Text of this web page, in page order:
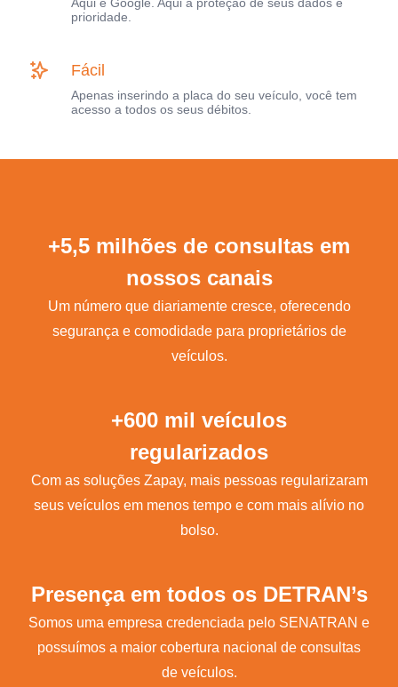
Aqui e Google. Aqui a proteção de seus dados é
prioridade.
Fácil
Apenas inserindo a placa do seu veículo, você tem
acesso a todos os seus débitos.
+5,5 milhões de consultas em
nossos canais
Um número que diariamente cresce, oferecendo
segurança e comodidade para proprietários de
veículos.
+600 mil veículos
regularizados
Com as soluções Zapay, mais pessoas regularizaram
seus veículos em menos tempo e com mais alívio no
bolso.
Presença em todos os DETRAN’s
Somos uma empresa credenciada pelo SENATRAN e
possuímos a maior cobertura nacional de consultas
de veículos.